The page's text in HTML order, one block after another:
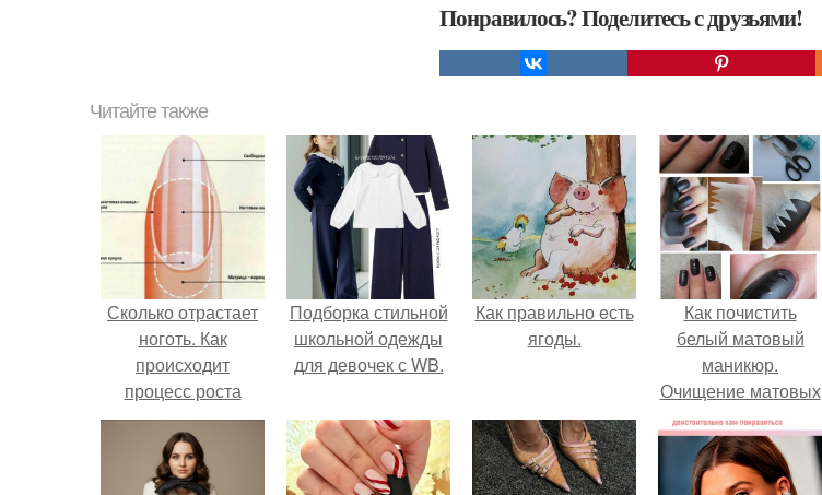
Понравилось? Поделитесь с друзьями!
Читайте также
Сколько отрастает
ноготь. Как
происходит
процесс роста
ногтей
Подборка стильной
школьной одежды
для девочек с WB.
Как правильно eсть
ягоды.
Как почистить
белый матовый
маникюр.
Очищение матовых
ногтей